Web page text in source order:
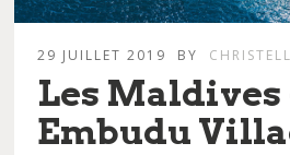
29 JUILLET 2019 BY
Les Maldives
Embudu